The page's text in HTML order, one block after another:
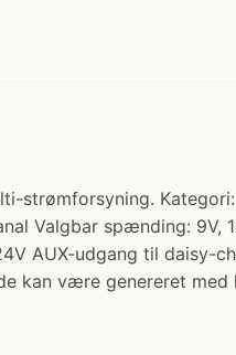
strømforsyning.
Valgbar spænding: 9V,
AUX-udgang til daisy-
kan være genereret